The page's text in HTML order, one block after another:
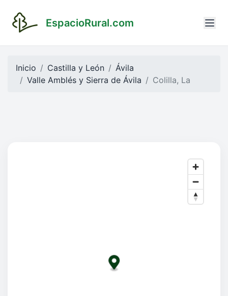
EspacioRural.com
Inicio Castilla y León
Ávila
Valle Amblés y Sierra de Ávila
Colilla, La